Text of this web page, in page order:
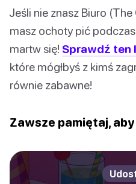
Jeśli nie znasz Biuro
masz ochoty pić
martw się! Sprawdź ten
które mógłbyś z kimś
równie zabawne!
Zawsze pamiętaj,